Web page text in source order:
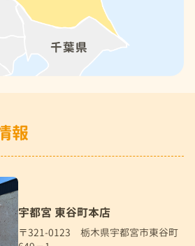
報
宇都宮 東谷町本店
〒321-0123 栃木県宇都宮市東谷町